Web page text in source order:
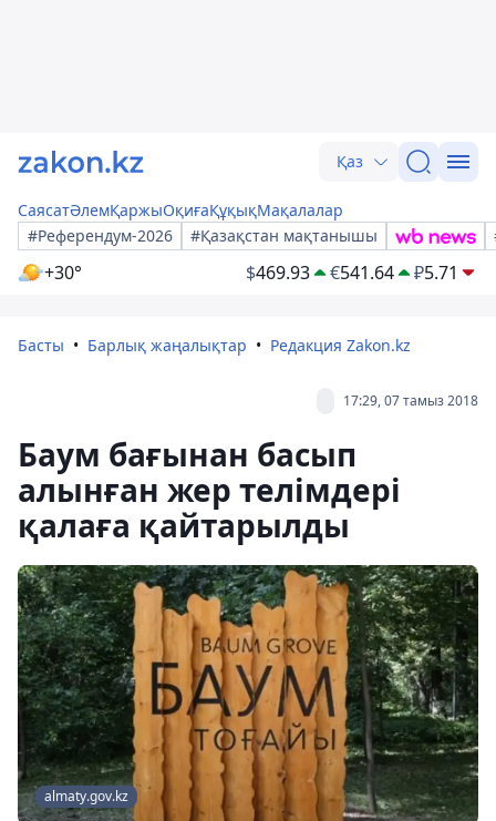
Қаз
СаясатӘлемҚаржыОқиғаҚұқықМақалалар
#Референдум-2026
#Қазақстан мақтанышы
+30° $469.93 €541.64 ₽5.71
Басты Барлық жаңалықтар Редакция Zakon.kz
17:29, 07 тамыз 2018
Баум бағынан басып
алынған жер телімдері
қалаға қайтарылды
almaty.gov.kz